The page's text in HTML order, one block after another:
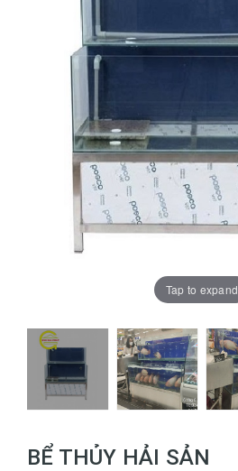
Tap to expand
BỂ THỦY HẢI SẢN